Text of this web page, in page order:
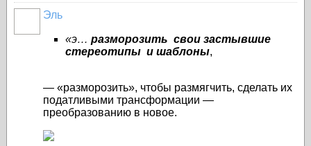
Эль
«э… разморозить свои застывшие
стереотипы и шаблоны,
— «разморозить», чтобы размягчить, сделать их
податливыми трансформации —
преобразованию в новое.